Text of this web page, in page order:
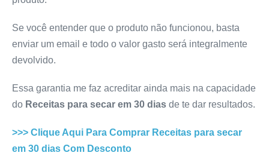
Se você entender que o produto não funcionou, basta
enviar um email e todo o valor gasto será integralmente
devolvido.
Essa garantia me faz acreditar ainda mais na capacidade
do Receitas para secar em 30 dias de te dar resultados.
>>> Clique Aqui Para Comprar Receitas para secar
em 30 dias Com Desconto